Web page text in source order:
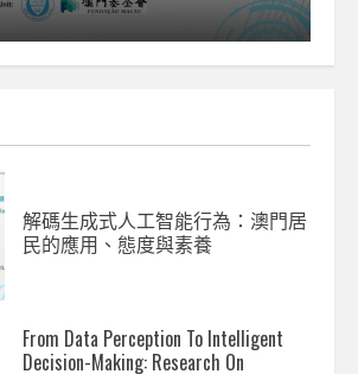
解碼生成式人工智能行為：澳門居
民的應用、態度與素養
From Data Perception To Intelligent
Decision-Making: Research On